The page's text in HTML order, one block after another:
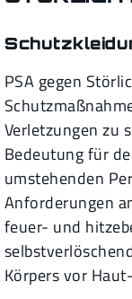
PSA gegen
Verletzungen zu
Bedeutung für
umstehenden
Anforderungen
feuer- und
Körpers vor